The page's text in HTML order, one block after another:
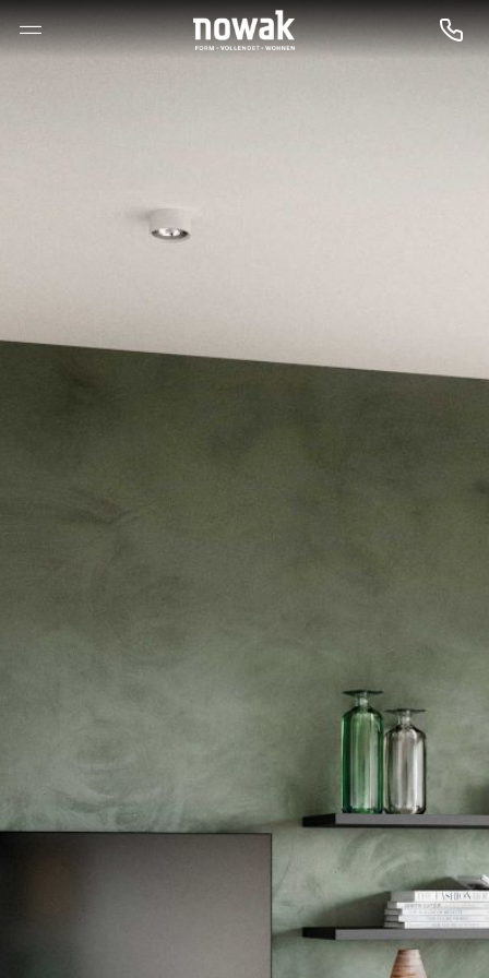
--
--
--
 